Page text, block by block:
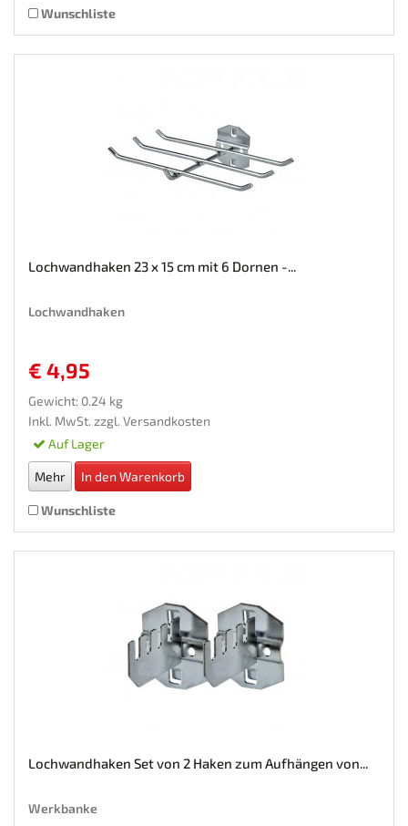
Wunschliste
Lochwandhaken 23 x 15 cm mit 6 Dornen -...
Lochwandhaken
€ 4,95
Gewicht: 0.24 kg
Inkl. MwSt. zzgl. Versandkosten
Auf Lager
Mehr In den Warenkorb
Wunschliste
Lochwandhaken Set von 2 Haken zum Aufhängen von...
Werkbanke